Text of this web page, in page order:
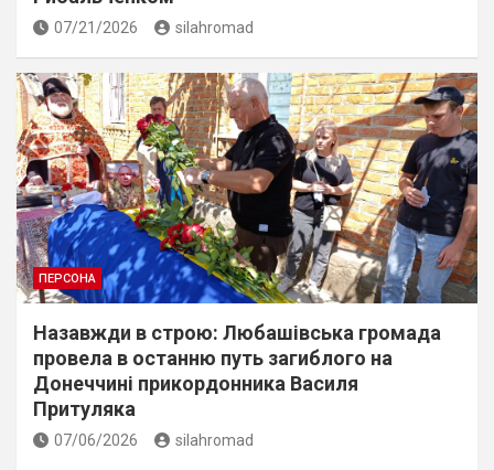
07/21/2026 silahromad
ПЕРСОНА
Назавжди в строю: Любашівська громада
провела в останню путь загиблого на
Донеччині прикордонника Василя
Притуляка
07/06/2026 silahromad